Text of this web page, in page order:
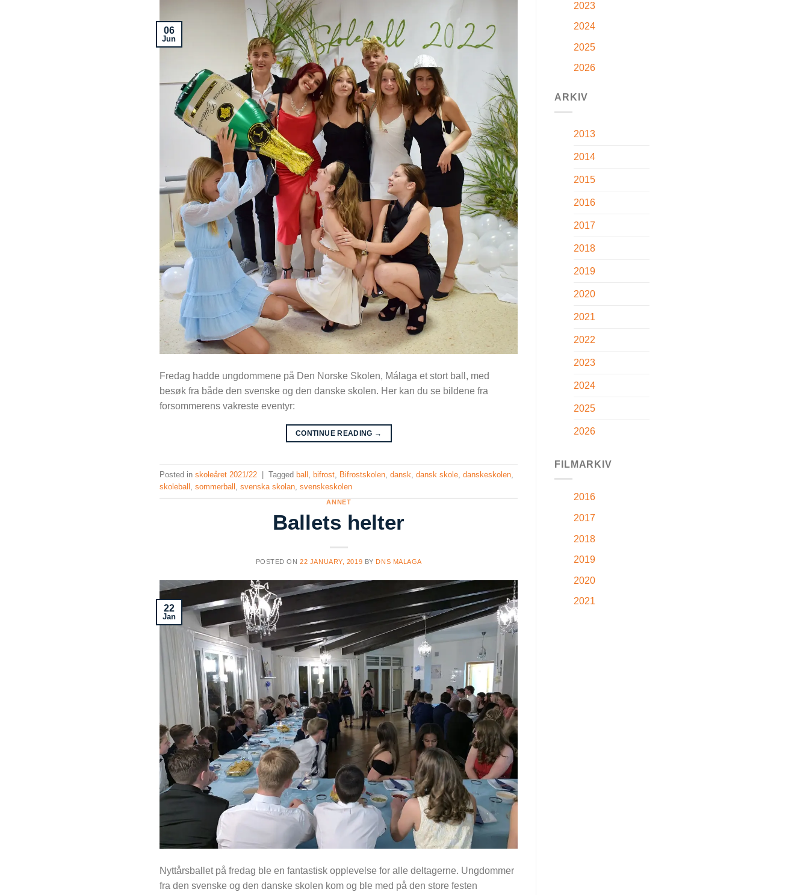
06
Jun
Fredag hadde ungdommene på Den Norske Skolen, Málaga et stort ball, med
besøk fra både den svenske og den danske skolen. Her kan du se bildene fra
forsommerens vakreste eventyr:
CONTINUE READING →
Posted inskoleåret 2021/22 Tagged ball bifrost Bifrostskolen ,dansk ,dansk skole ,danskeskolen
skoleball
,sommerball ,svenska skolan ,svenskeskolen
ANNET
Ballets helter
POSTED ON22 JANUARY, 2019 BY DNS MALAGA
22
Jan
Nyttårsballet på fredag ble en fantastisk opplevelse for alle deltagerne. Ungdommer
fra den svenske og den danske skolen kom og ble med på den store festen
2023
2024
2025
2026
ARKIV
2013
2014
2015
2016
2017
2018
2019
2020
2021
2022
2023
2024
2025
2026
FILMARKIV
2016
2017
2018
2019
2020
2021